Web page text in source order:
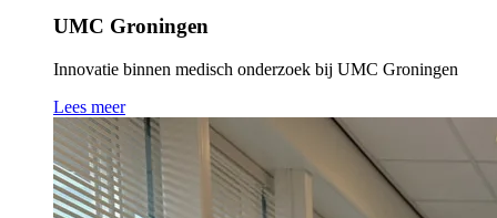
UMC Groningen
Innovatie binnen medisch onderzoek bij UMC Groningen
Lees meer